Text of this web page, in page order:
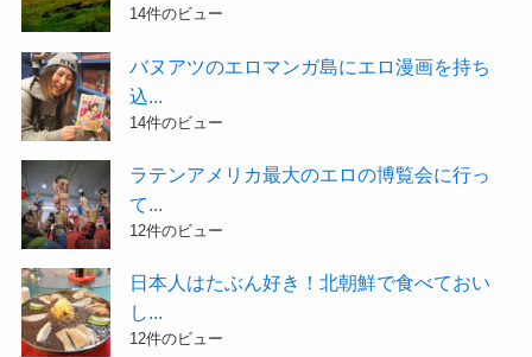
14件のビュー
バヌアツのエロマンガ島にエロ漫画を持ち
込...
14件のビュー
ラテンアメリカ最大のエロの博覧会に行っ
て...
12件のビュー
日本人はたぶん好き！北朝鮮で食べておい
し...
12件のビュー